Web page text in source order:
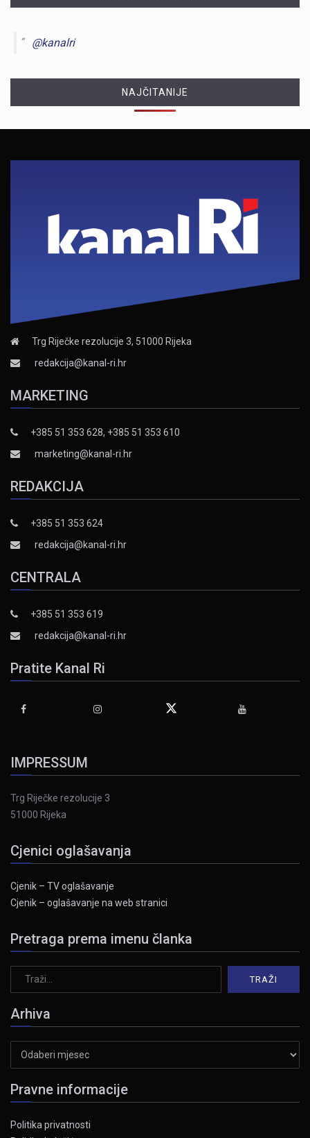
@kanalri
NAJČITANIJE
Trg Riječke rezolucije 3, 51000 Rijeka
redakcija@kanal-ri.hr
MARKETING
+385 51 353 628, +385 51 353 610
marketing@kanal-ri.hr
REDAKCIJA
+385 51 353 624
redakcija@kanal-ri.hr
CENTRALA
+385 51 353 619
redakcija@kanal-ri.hr
Pratite Kanal Ri
IMPRESSUM
Trg Riječke rezolucije 3
51000 Rijeka
Cjenici oglašavanja
Cjenik – TV oglašavanje
Cjenik – oglašavanje na web stranici
Pretraga prema imenu članka
Arhiva
Pravne informacije
Politika privatnosti